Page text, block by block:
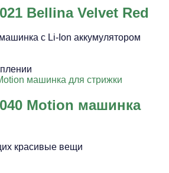
Bellina Velvet Red
с Li-Ion аккумулятором
Motion машинка
красивые вещи